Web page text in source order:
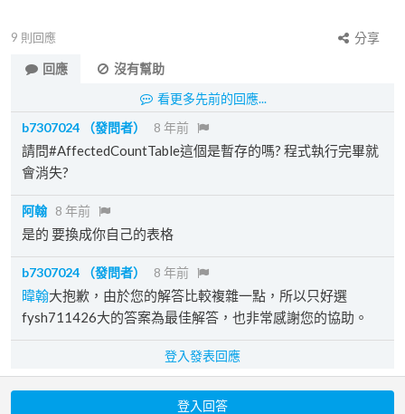
9 則回應
分享
回應
沒有幫助
看更多先前的回應...
b7307024
（發問者） 8 年前
請問#AffectedCountTable這個是暫存的嗎? 程式執行完畢就
會消失?
阿翰 8 年前
是的 要換成你自己的表格
b7307024 （發問者） 8 年前
暐翰大抱歉，由於您的解答比較複雜一點，所以只好選
fysh711426大的答案為最佳解答，也非常感謝您的協助。
登入發表回應
登入回答